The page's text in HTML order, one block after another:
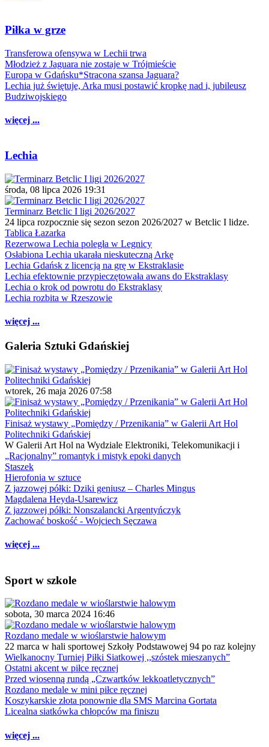
Piłka w grze
Transferowa ofensywa w Lechii trwa
Młodzież z Jaguara nie zostaje w Trójmieście
Europa w Gdańsku*Stracona szansa Jaguara?
Lechia już świętuje, Arka musi postawić kropkę nad i, jubileusz
Budziwojskiego
więcej ...
Lechia
środa, 08 lipca 2026 19:31
Terminarz Betclic I ligi 2026/2027
24 lipca rozpocznie się sezon sezon 2026/2027 w Betclic I lidze.
Tablica Łazarka
Rezerwowa Lechia poległa w Legnicy
Osłabiona Lechia ukarała nieskuteczną Arkę
Lechia Gdańsk z licencją na grę w Ekstraklasie
Lechia efektownie przypieczętowała awans do Ekstraklasy
Lechia o krok od powrotu do Ekstraklasy
Lechia rozbita w Rzeszowie
więcej ...
Galeria Sztuki Gdańskiej
wtorek, 26 maja 2026 07:58
Finisaż wystawy „Pomiędzy / Przenikania” w Galerii Art Hol
Politechniki Gdańskiej
W Galerii Art Hol na Wydziale Elektroniki, Telekomunikacji i
„Racjonalny” romantyk i mistyk epoki danych
Staszek
Hierofonia w sztuce
Z jazzowej półki: Dziki geniusz – Charles Mingus
Magdalena Heyda-Usarewicz
Z jazzowej półki: Nonszalancki Argentyńczyk
Zachować boskość - Wojciech Sęczawa
więcej ...
Sport w szkole
sobota, 30 marca 2024 16:46
Rozdano medale w wioślarstwie halowym
22 marca w hali sportowej Szkoły Podstawowej 94 po raz kolejny
Wielkanocny Turniej Piłki Siatkowej ,,szóstek mieszanych”
Ostatni akcent w piłce ręcznej
Przed wiosenną rundą „Czwartków lekkoatletycznych”
Rozdano medale w mini piłce ręcznej
Koszykarskie złota ponownie dla SMS Marcina Gortata
Licealna siatkówka chłopców ma finiszu
więcej ...